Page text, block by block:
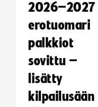
2026–2027
erotuomari
palkkiot
sovittu –
lisätty
kilpailusään